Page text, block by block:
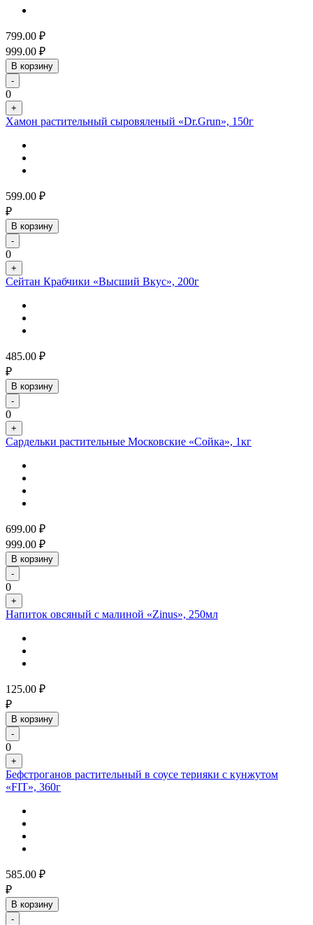
799.00 ₽
999.00 ₽
В корзину
-
0
+
Хамон растительный сыровяленый «Dr.Grun», 150г
599.00 ₽
₽
В корзину
-
0
+
Сейтан Крабчики «Высший Вкус», 200г
485.00 ₽
₽
В корзину
-
0
+
Сардельки растительные Московские «Сойка», 1кг
699.00 ₽
999.00 ₽
В корзину
-
0
+
Напиток овсяный с малиной «Zinus», 250мл
125.00 ₽
₽
В корзину
-
0
+
Бефстроганов растительный в соусе терияки с кунжутом
«FIT», 360г
585.00 ₽
₽
В корзину
-